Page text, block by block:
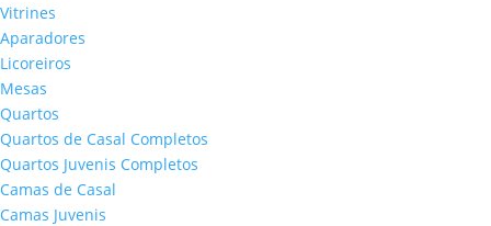
Vitrines
Aparadores
Licoreiros
Mesas
Quartos
Quartos de Casal Completos
Quartos Juvenis Completos
Camas de Casal
Camas Juvenis